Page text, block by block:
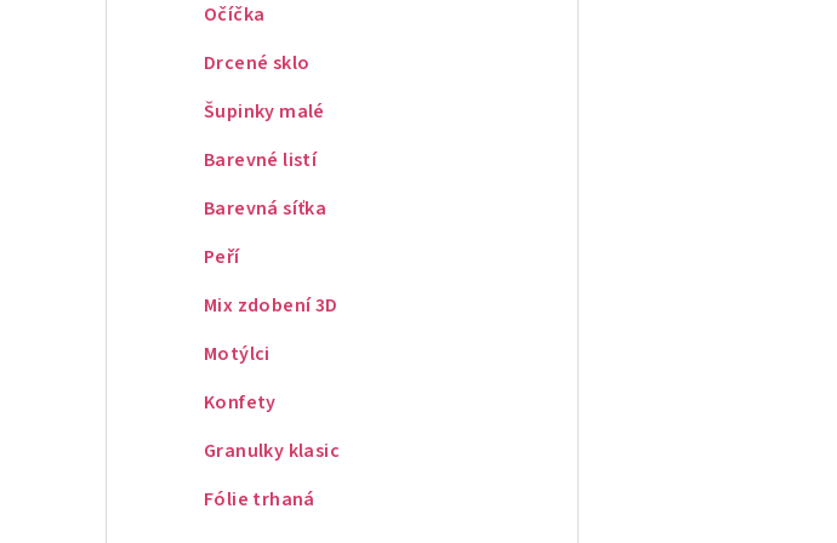
Očíčka
Drcené sklo
Šupinky malé
Barevné listí
Barevná síťka
Peří
Mix zdobení 3D
Motýlci
Konfety
Granulky klasic
Fólie trhaná